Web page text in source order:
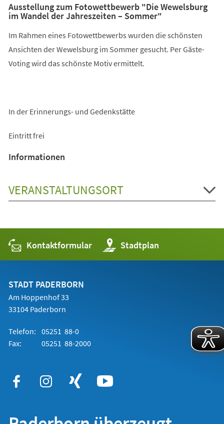
Ausstellung zum Fotowettbewerb "Die Wewelsburg
im Wandel der Jahreszeiten – Sommer"
Im Rahmen eines Fotowettbewerbs wurden die schönsten
Ansichten der Wewelsburg im Sommer gesucht. Per Gäste-
Voting wird das schönste Motiv ermittelt.
In der Erinnerungs- und Gedenkstätte
Eintritt frei
Informationen
VERANSTALTUNGSORT
Kontaktformular Stadtplan
(Öffnet
in
einem
STADT PADERBORN
Am Hoppenhof 33
33104 Paderborn
Telefon: 05251 88-0
Fax:
05251 88-2000